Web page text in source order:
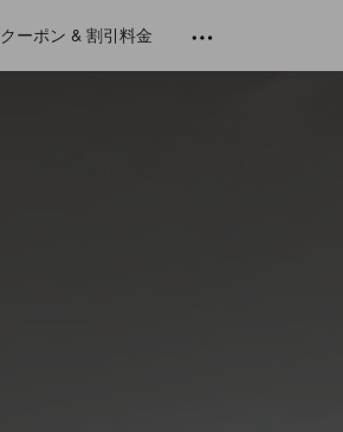
クーポン & 割引料金